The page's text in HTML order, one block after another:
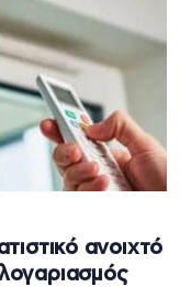
ανοιχτό